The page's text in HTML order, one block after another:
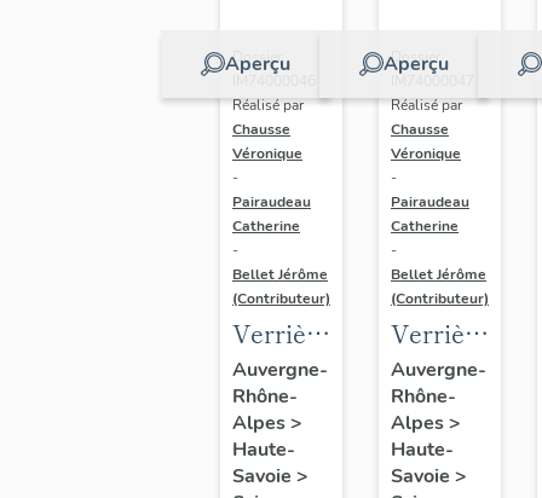
Aperçu
Dossier
Réalisé par
Chausse
Véronique
-
Pairaudeau
Catherine
-
Bellet Jérôme
(Contributeur)
Verrière
: deux
hommes
devant
des
Auvergne-
Rhône-
Alpes>
Haute-
Savoie >
Aperçu
Dossier
Réalisé par
Chausse
Véronique
-
Pairaudeau
Catherine
-
Bellet Jérôme
(Contributeur)
Verrière
: un
homme
et une
femme
Auvergne-
Rhône-
Alpes>
Haute-
Savoie >